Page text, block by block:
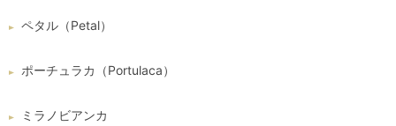
ペタル（Petal）
ポーチュラカ（Portulaca）
ミラノビアンカ